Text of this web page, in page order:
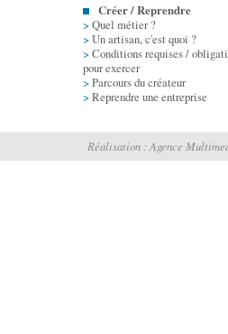
Créer / Reprendre
> Quel métier ?
> Un artisan, c'est quoi ?
> Conditions requises /
pour exercer
> Parcours du créateur
> Reprendre une entreprise
Réalisation : Agence